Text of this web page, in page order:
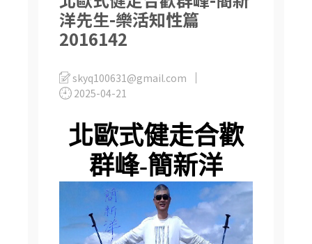
洋先生-樂活知性篇
2016142
skyq100631@gmail.com
2025-04-21
北歐式健走合歡
群峰-簡新洋